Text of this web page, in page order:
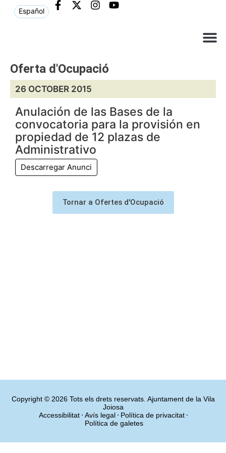
Español
Oferta d'Ocupació
26 OCTOBER 2015
Anulación de las Bases de la
convocatoria para la provisión en
propiedad de 12 plazas de
Administrativo
Descarregar Anunci
Tornar a Ofertes d'Ocupació
Copyright © 2026 Tots els drets reservats. Ajuntament de la Vila
Joiosa
Accessibilitat
Avís legal
Política de privacitat
Política de galetes